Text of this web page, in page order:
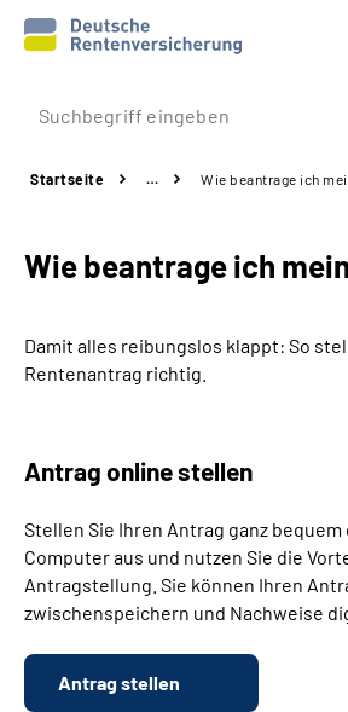
Prävention
Rente
Beratung & Kontakt
Über uns & Presse
Online-Services
Suche
Startseite … Wie beantrage ich
Wie beantrage ich
Damit alles reibungslos klappt: So
Rentenantrag richtig.
Antrag online stellen
Stellen Sie Ihren Antrag ganz
Computer aus und nutzen Sie die
Antragstellung. Sie können Ihren
zwischenspeichern und Nachweise
Antrag stellen